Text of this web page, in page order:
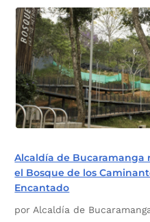
Alcaldía de Bucaramanga
el Bosque de los
Encantado
por Alcaldía de